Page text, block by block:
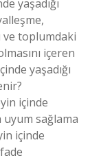
yaşadığı
ve toplumdaki
içeren
yaşadığı
içinde
uyum sağlama
içinde